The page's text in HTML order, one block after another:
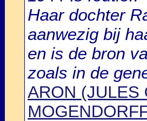
Haar dochter
aanwezig bij
en is de bron
zoals in de
ARON (JULES